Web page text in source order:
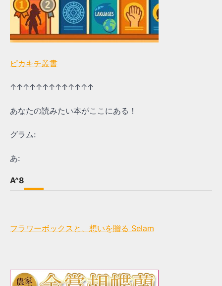
ピカキチ叢書
↑↑↑↑↑↑↑↑↑↑↑↑↑
あなたの読みたい本がここにある！
グラム:
あ:
A^8
フラワーボックスと、想いを贈る Selam